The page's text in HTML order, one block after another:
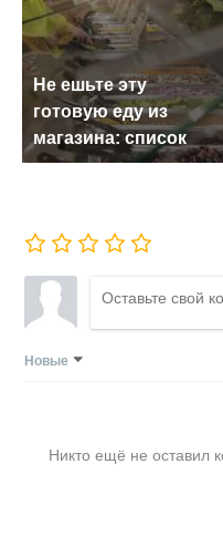
Не ешьте эту
готовую еду из
магазина: список
Новые
Никто ещё не оставил